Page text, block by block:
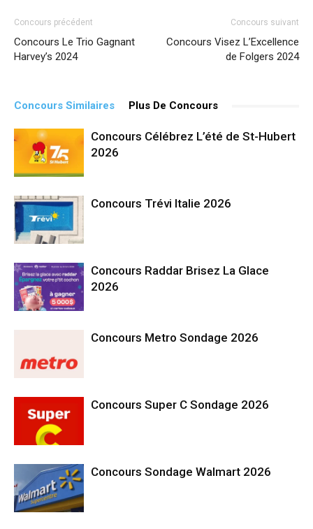
Concours précédent
Concours Le Trio Gagnant
Harvey’s 2024
Concours suivant
Concours Visez L’Excellence
de Folgers 2024
Concours Similaires Plus De Concours
Concours Célébrez L’été de St-Hubert
2026
Concours Trévi Italie 2026
Concours Raddar Brisez La Glace
2026
Concours Metro Sondage 2026
Concours Super C Sondage 2026
Concours Sondage Walmart 2026